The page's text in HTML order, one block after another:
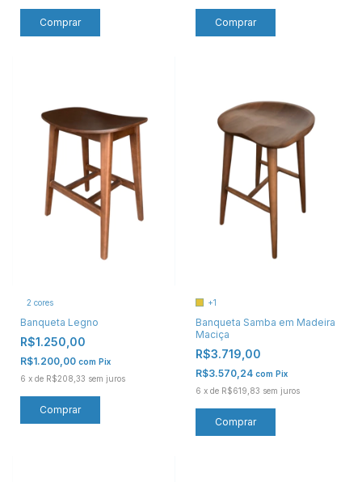
Comprar Comprar
2 cores
Banqueta Legno
R$1.250,00
R$1.200,00 com Pix
6 x de R$208,33 sem juros
Comprar
+1
Banqueta Samba em Madeira
Maciça
R$3.719,00
R$3.570,24 com Pix
6 x de R$619,83 sem juros
Comprar